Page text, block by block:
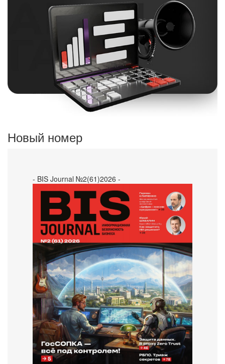
Новый номер
- BIS Journal №2(61)2026 -